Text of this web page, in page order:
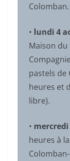
Colomban.
• lundi 4
Maison du
pastels de
heures et
libre).
•
heures à